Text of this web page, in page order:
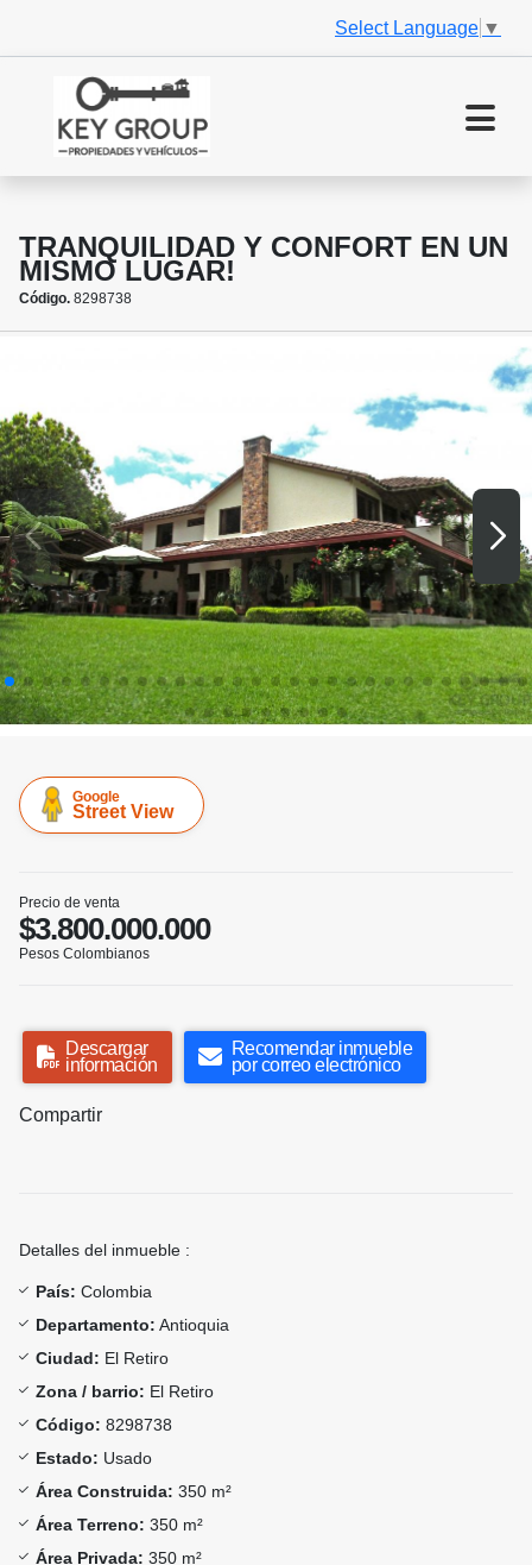
Select Language ▼
TRANQUILIDAD Y CONFORT EN UN
MISMO LUGAR!
Código. 8298738
Google
Street View
Precio de venta
$3.800.000.000
Pesos Colombianos
Descargar
información
Recomendar inmueble
por correo electrónico
Compartir
Detalles del inmueble :
País: Colombia
Departamento: Antioquia
Ciudad: El Retiro
Zona / barrio: El Retiro
Código: 8298738
Estado: Usado
Área Construida: 350 m²
Área Terreno: 350 m²
Área Privada: 350 m²